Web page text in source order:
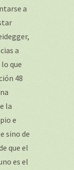
a
a
que
48
la
e
sino de
que el
es el